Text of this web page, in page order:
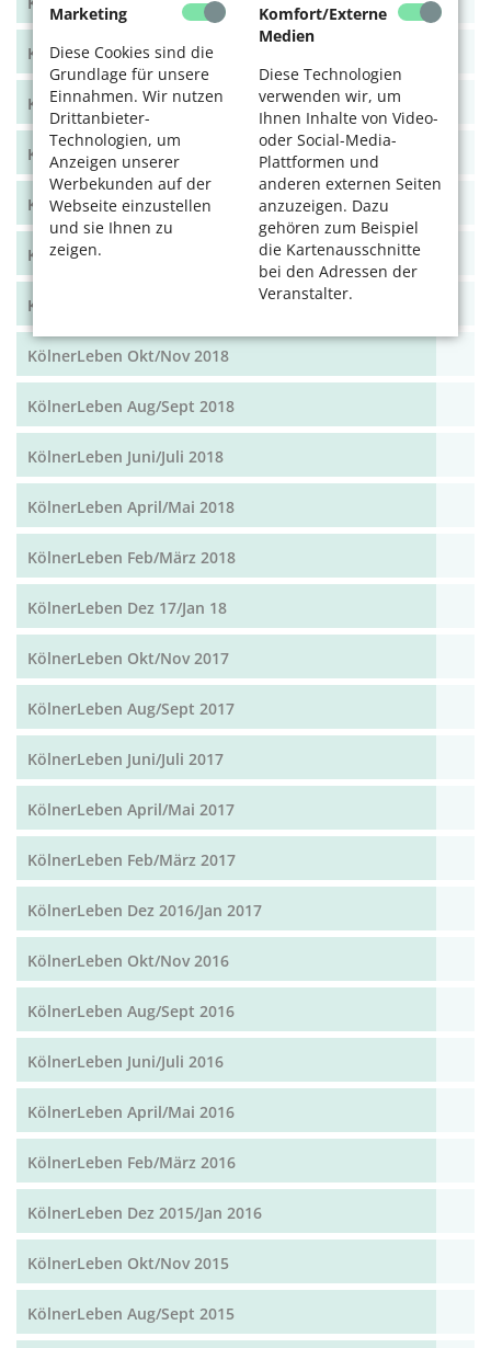
Marketing
Diese Cookies sind die
Grundlage für unsere
Einnahmen. Wir nutzen
Drittanbieter-
Technologien, um
Anzeigen unserer
Werbekunden auf der
Webseite einzustellen
und sie Ihnen zu
zeigen.
Komfort/Externe
Medien
Diese Technologien
verwenden wir, um
Ihnen Inhalte von Video-
oder Social-Media-
Plattformen und
anderen externen Seiten
anzuzeigen. Dazu
gehören zum Beispiel
die Kartenausschnitte
bei den Adressen der
Veranstalter.
KölnerLeben Okt/Nov 19
KölnerLeben Aug/Sept 2019
KölnerLeben Juni/Juli 2019
KölnerLeben April/Mai 2019
KölnerLeben Feb/März 2019
KölnerLeben Dez 18/Jan 19
KölnerLeben Okt/Nov 2018
KölnerLeben Aug/Sept 2018
KölnerLeben Juni/Juli 2018
KölnerLeben April/Mai 2018
KölnerLeben Feb/März 2018
KölnerLeben Dez 17/Jan 18
KölnerLeben Okt/Nov 2017
KölnerLeben Aug/Sept 2017
KölnerLeben Juni/Juli 2017
KölnerLeben April/Mai 2017
KölnerLeben Feb/März 2017
KölnerLeben Dez 2016/Jan 2017
KölnerLeben Okt/Nov 2016
KölnerLeben Aug/Sept 2016
KölnerLeben Juni/Juli 2016
KölnerLeben April/Mai 2016
KölnerLeben Feb/März 2016
KölnerLeben Dez 2015/Jan 2016
KölnerLeben Okt/Nov 2015
KölnerLeben Aug/Sept 2015